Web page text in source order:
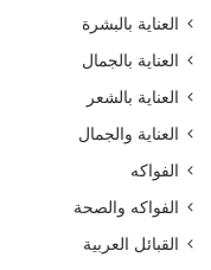
العناية بالبشرة
العناية بالجمال
العناية بالشعر
العناية والجمال
الفواكه
الفواكه والصحة
القبائل العربية